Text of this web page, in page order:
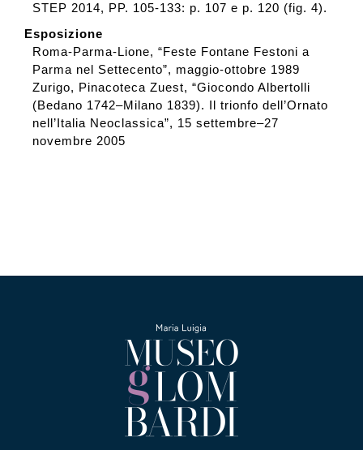
STEP 2014, PP. 105-133: p. 107 e p. 120 (fig. 4).
Esposizione
Roma-Parma-Lione, “Feste Fontane Festoni a
Parma nel Settecento”, maggio-ottobre 1989
Zurigo, Pinacoteca Zuest, “Giocondo Albertolli
(Bedano 1742–Milano 1839). Il trionfo dell’Ornato
nell’Italia Neoclassica”, 15 settembre–27
novembre 2005